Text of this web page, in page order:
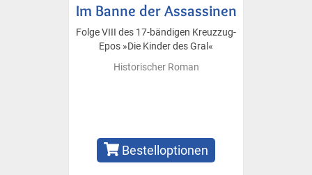
Im Banne der Assassinen
Folge VIII des 17-bändigen Kreuzzug-
Epos »Die Kinder des Gral«
Historischer Roman
Bestelloptionen